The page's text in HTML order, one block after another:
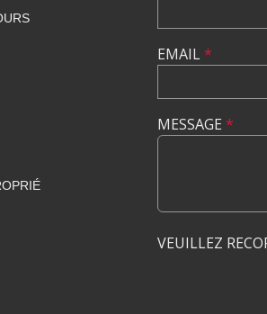
EMAIL*
MESSAGE *
VEUILLEZ